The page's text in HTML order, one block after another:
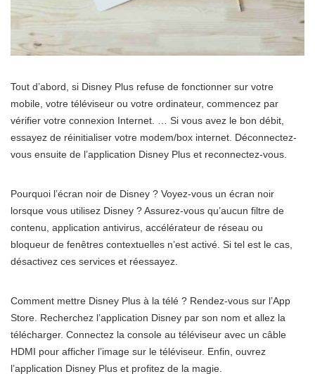
Tout d’abord, si Disney Plus refuse de fonctionner sur votre
mobile, votre téléviseur ou votre ordinateur, commencez par
vérifier votre connexion Internet. … Si vous avez le bon débit,
essayez de réinitialiser votre modem/box internet. Déconnectez-
vous ensuite de l’application Disney Plus et reconnectez-vous.
Pourquoi l’écran noir de Disney ? Voyez-vous un écran noir
lorsque vous utilisez Disney ? Assurez-vous qu’aucun filtre de
contenu, application antivirus, accélérateur de réseau ou
bloqueur de fenêtres contextuelles n’est activé. Si tel est le cas,
désactivez ces services et réessayez.
Comment mettre Disney Plus à la télé ? Rendez-vous sur l’App
Store. Recherchez l’application Disney par son nom et allez la
télécharger. Connectez la console au téléviseur avec un câble
HDMI pour afficher l’image sur le téléviseur. Enfin, ouvrez
l’application Disney Plus et profitez de la magie.